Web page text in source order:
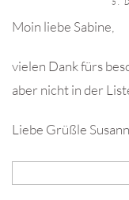
Moin liebe Sabine,
vielen Dank fürs
aber nicht in der
Liebe Grüßle